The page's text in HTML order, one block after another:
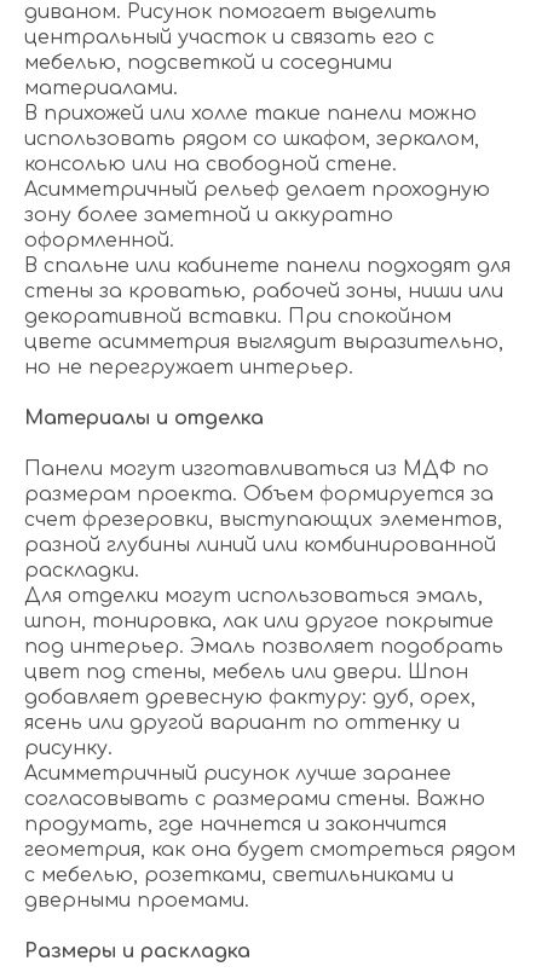
диваном. Рисунок помогает выделить
центральный участок и связать его с
мебелью, подсветкой и соседними
материалами.
В прихожей или холле такие панели можно
использовать рядом со шкафом, зеркалом,
консолью или на свободной стене.
Асимметричный рельеф делает проходную
зону более заметной и аккуратно
оформленной.
В спальне или кабинете панели подходят для
стены за кроватью, рабочей зоны, ниши или
декоративной вставки. При спокойном
цвете асимметрия выглядит выразительно,
но не перегружает интерьер.
Материалы и отделка
Панели могут изготавливаться из МДФ по
размерам проекта. Объем формируется за
счет фрезеровки, выступающих элементов,
разной глубины линий или комбинированной
раскладки.
Для отделки могут использоваться эмаль,
шпон, тонировка, лак или другое покрытие
под интерьер. Эмаль позволяет подобрать
цвет под стены, мебель или двери. Шпон
добавляет древесную фактуру: дуб, орех,
ясень или другой вариант по оттенку и
рисунку.
Асимметричный рисунок лучше заранее
согласовывать с размерами стены. Важно
продумать, где начнется и закончится
геометрия, как она будет смотреться рядом
с мебелью, розетками, светильниками и
дверными проемами.
Размеры и раскладка